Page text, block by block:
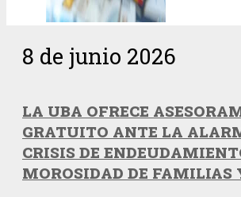
8 de junio 2026
LA UBA OFRECE
GRATUITO ANTE LA
CRISIS DE
MOROSIDAD DE FAMILIAS